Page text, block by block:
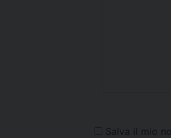
Salva il mio